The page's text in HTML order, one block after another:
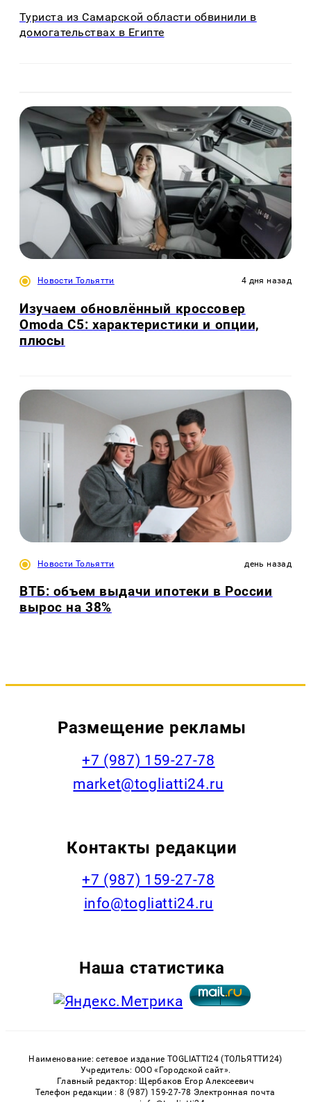
Туриста из Самарской области обвинили в
домогательствах в Египте
Новости Тольятти 4 дня назад
Изучаем обновлённый кроссовер
Omoda C5: характеристики и опции,
плюсы
Новости Тольятти день назад
ВТБ: объем выдачи ипотеки в России
вырос на 38%
Размещение рекламы
+7 (987) 159-27-78
market@togliatti24.ru
Контакты редакции
+7 (987) 159-27-78
info@togliatti24.ru
Наша статистика
Наименование: сетевое издание TOGLIATTI24 (ТОЛЬЯТТИ24)
Учредитель: ООО «Городской сайт».
Главный редактор: Щербаков Егор Алексеевич
Телефон редакции : 8 (987) 159-27-78 Электронная почта